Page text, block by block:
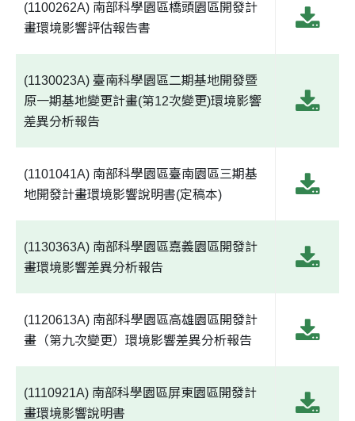
(1100262A) 南部科學園區橋頭園區開發計
畫環境影響評估報告書
(1130023A) 臺南科學園區二期基地開發暨
原一期基地變更計畫(第12次變更)環境影響
差異分析報告
(1101041A) 南部科學園區臺南園區三期基
地開發計畫環境影響說明書(定稿本)
(1130363A) 南部科學園區嘉義園區開發計
畫環境影響差異分析報告
(1120613A) 南部科學園區高雄園區開發計
畫（第九次變更）環境影響差異分析報告
(1110921A) 南部科學園區屏東園區開發計
畫環境影響說明書